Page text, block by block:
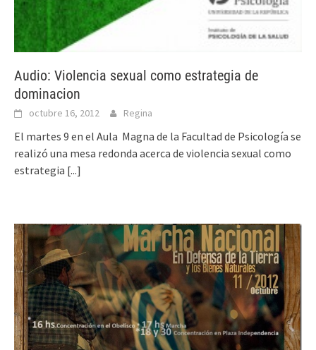
Audio: Violencia sexual como estrategia de
dominacion
octubre 16, 2012 Regina
El martes 9 en el Aula Magna de la Facultad de Psicología se
realizó una mesa redonda acerca de violencia sexual como
estrategia [...]